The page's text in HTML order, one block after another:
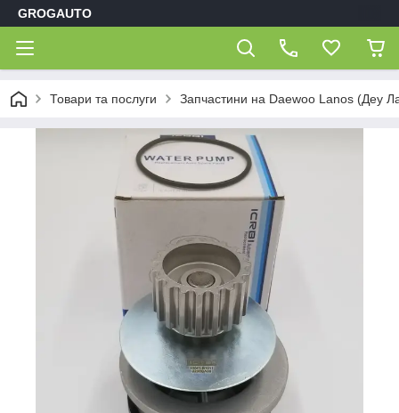
GROGAUTO
Товари та послуги Запчастини на Daewoo Lanos (Деу